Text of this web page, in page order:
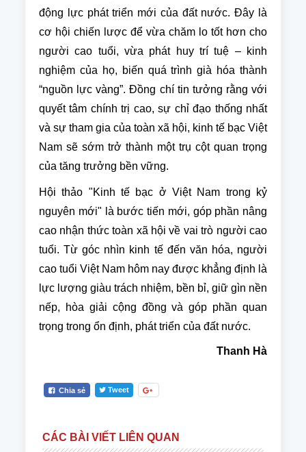
động lực phát triển mới của đất nước. Đây là
cơ hội chiến lược để vừa chăm lo tốt hơn cho
người cao tuổi, vừa phát huy trí tuệ – kinh
nghiệm của họ, biến quá trình già hóa thành
“nguồn lực vàng”. Đồng chí tin tưởng rằng với
quyết tâm chính trị cao, sự chỉ đạo thống nhất
và sự tham gia của toàn xã hội, kinh tế bạc Việt
Nam sẽ sớm trở thành một trụ cột quan trọng
của tăng trưởng bền vững.
Hội thảo "Kinh tế bạc ở Việt Nam trong kỷ
nguyên mới" là bước tiến mới, góp phần nâng
cao nhận thức toàn xã hội về vai trò người cao
tuổi. Từ góc nhìn kinh tế đến văn hóa, người
cao tuổi Việt Nam hôm nay được khẳng định là
lực lượng giàu trách nhiệm, bền bỉ, giữ gìn nền
nếp, hòa giải cộng đồng và góp phần quan
trọng trong ổn định, phát triển của đất nước.
Thanh Hà
Chia sẻ Tweet
CÁC BÀI VIẾT LIÊN QUAN